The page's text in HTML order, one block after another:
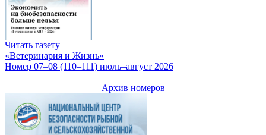
Читать газету
«Ветеринария и Жизнь»
Номер 07–08 (110–111) июль–август 2026
Архив номеров